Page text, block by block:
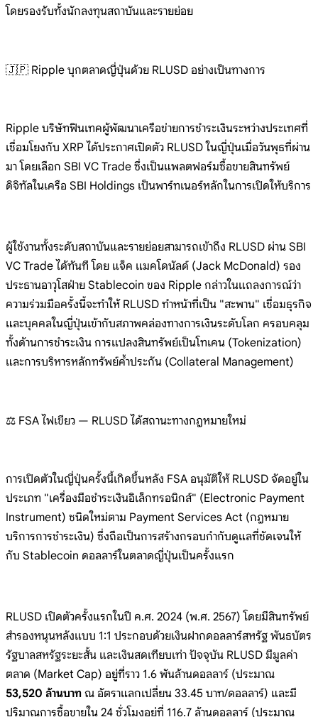
โดยรองรับทั้งนักลงทุนสถาบันและรายย่อย
🇯🇵 Ripple บุกตลาดญี่ปุ่นด้วย RLUSD อย่างเป็นทางการ
Ripple บริษัทฟินเทคผู้พัฒนาเครือข่ายการชำระเงินระหว่างประเทศที่
เชื่อมโยงกับ XRP ได้ประกาศเปิดตัว RLUSDในญี่ปุ่นเมื่อวันพุธที่ผ่าน
มาโดยเลือก SBI VC Trade ซึ่งเป็นแพลตฟอร์มซื้อขายสินทรัพย์
ดิจิทัลในเครือ SBI Holdings เป็นพาร์ทเนอร์หลักในการเปิดให้บริการ
ผู้ใช้งานทั้งระดับสถาบันและรายย่อยสามารถเข้าถึง RLUSD ผ่าน SBI
VC Trade ได้ทันที โดย แจ็ค แมคโดนัลด์ (Jack McDonald) รอง
ประธานอาวุโสฝ่าย Stablecoin ของ Ripple กล่าวในแถลงการณ์ว่า
ความร่วมมือครั้งนี้จะทำให้ RLUSD ทำหน้าที่เป็น "สะพาน" เชื่อมธุรกิจ
และบุคคลในญี่ปุ่นเข้ากับสภาพคล่องทางการเงินระดับโลก ครอบคลุม
ทั้งด้านการชำระเงิน การแปลงสินทรัพย์เป็นโทเคน (Tokenization)
และการบริหารหลักทรัพย์ค้ำประกัน (Collateral Management)
⚖️ FSA ไฟเขียว — RLUSD ได้สถานะทางกฎหมายใหม่
การเปิดตัวในญี่ปุ่นครั้งนี้เกิดขึ้นหลัง FSA อนุมัติให้ RLUSD จัดอยู่ใน
ประเภท "เครื่องมือชำระเงินอิเล็กทรอนิกส์" (Electronic Payment
Instrument) ชนิดใหม่ตาม Payment Services Act (กฎหมาย
บริการการชำระเงิน) ซึ่งถือเป็นการสร้างกรอบกำกับดูแลที่ชัดเจนให้
กับ Stablecoin ดอลลาร์ในตลาดญี่ปุ่นเป็นครั้งแรก
RLUSD เปิดตัวครั้งแรกในปี ค.ศ. 2024 (พ.ศ. 2567)โดยมีสินทรัพย์
สำรองหนุนหลังแบบ 1:1 ประกอบด้วยเงินฝากดอลลาร์สหรัฐ พันธบัตร
รัฐบาลสหรัฐระยะสั้น และเงินสดเทียบเท่า ปัจจุบัน RLUSD มีมูลค่า
ตลาด (Market Cap) อยู่ที่ราว 1.6 พันล้านดอลลาร์ (ประมาณ
53,520 ล้านบาท ณ อัตราแลกเปลี่ยน 33.45 บาท/ดอลลาร์) และมี
ปริมาณการซื้อขายใน 24 ชั่วโมงอยู่ที่ 116.7 ล้านดอลลาร์ (ประมาณ